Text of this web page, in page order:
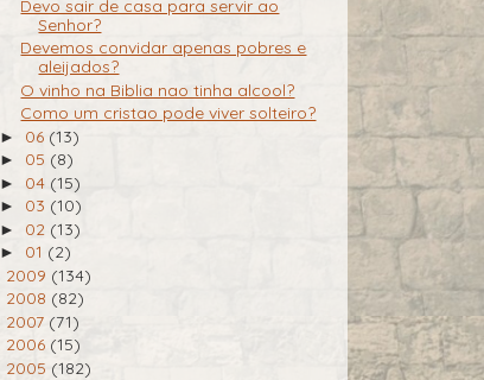
Devo sair de casa para servir ao
Senhor?
Devemos convidar apenas pobres e
aleijados?
O vinho na Biblia nao tinha alcool?
Como um cristao pode viver solteiro?
► 06 (13)
► 05 (8)
► 04 (15)
► 03 (10)
► 02 (13)
► 01 (2)
2009 (134)
2008 (82)
2007 (71)
2006 (15)
2005 (182)